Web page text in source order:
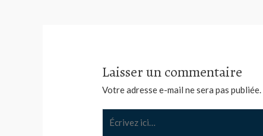
Laisser un commentaire
Votre adresse e-mail ne sera pas publiée.
ici…